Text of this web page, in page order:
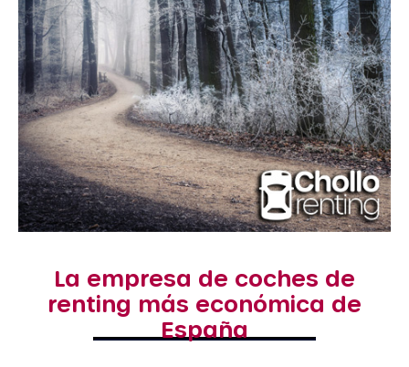
La empresa de coches de
renting más económica de
España